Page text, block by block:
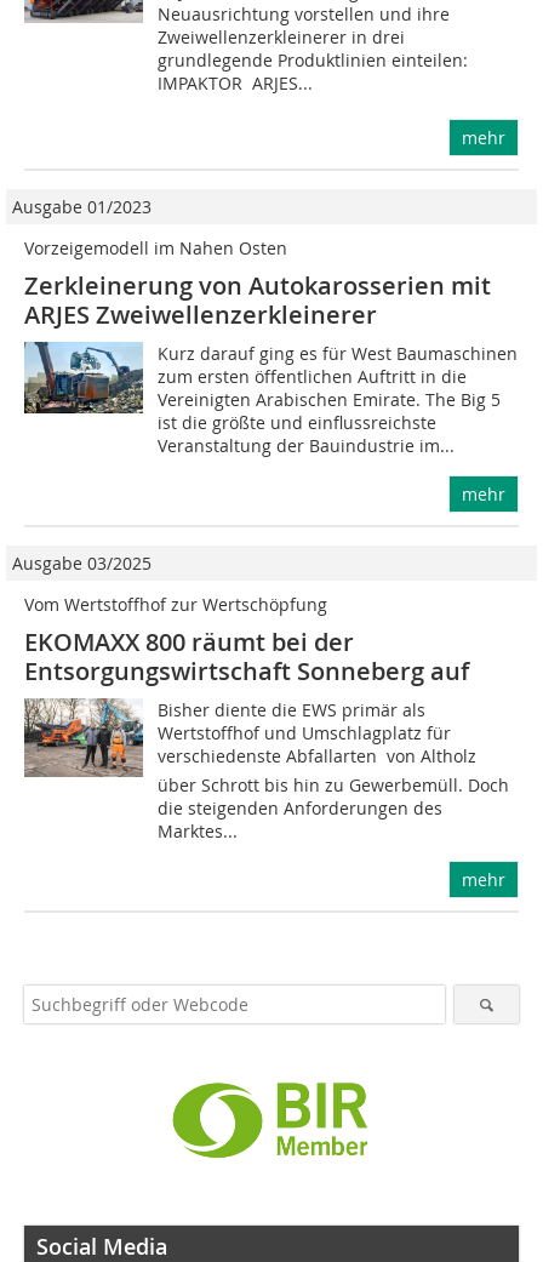
Neuausrichtung vorstellen und ihre
Zweiwellenzerkleinerer in drei
grundlegende Produktlinien einteilen:
IMPAKTOR  ARJES...
mehr
Ausgabe 01/2023
Vorzeigemodell im Nahen Osten
Zerkleinerung von Autokarosserien mit
ARJES Zweiwellenzerkleinerer
Kurz darauf ging es für West Baumaschinen
zum ersten öffentlichen Auftritt in die
Vereinigten Arabischen Emirate. The Big 5
ist die größte und einflussreichste
Veranstaltung der Bauindustrie im...
mehr
Ausgabe 03/2025
Vom Wertstoffhof zur Wertschöpfung
EKOMAXX 800 räumt bei der
Entsorgungswirtschaft Sonneberg auf
Bisher diente die EWS primär als
Wertstoffhof und Umschlagplatz für
verschiedenste Abfallarten  von Altholz
über Schrott bis hin zu Gewerbemüll. Doch
die steigenden Anforderungen des
Marktes...
mehr
Social Media